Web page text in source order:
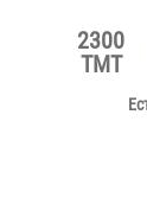
pages)
2300
TMT